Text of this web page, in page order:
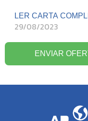
LER CARTA
29/08/2023
ENVIAR